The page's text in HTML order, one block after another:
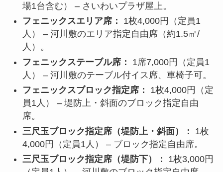
場1台含む） – さいわいプラザ屋上。
フェニックスエリア席：
1枚4,000円（定員1
人） – 河川敷のエリア指定自由席（約1.5㎡/
人）。
フェニックステーブル席：
1席7,000円（定員1
人） – 河川敷のテーブル付イス席、車椅子可。
フェニックスブロック指定席：
1枚4,000円（定
員1人） – 堤防上・斜面のブロック指定自由
席。
三尺玉ブロック指定席（堤防上・斜面）：
1枚
4,000円（定員1人） – ブロック指定自由席。
三尺玉ブロック指定席（堤防下）：
1枚3,000円